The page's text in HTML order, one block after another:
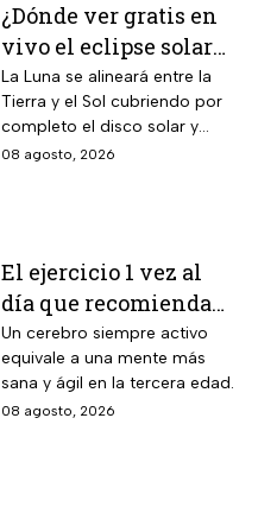
¿Dónde ver gratis en
vivo el eclipse solar
en México?
La Luna se alineará entre la
Tierra y el Sol cubriendo por
completo el disco solar y
generará oscuridad diurna, un
08 agosto, 2026
El ejercicio 1 vez al
día que recomienda
INAPAM para adultos
mayores para mejorar
la percepción motora
y la capacidad de
Un cerebro siempre activo
equivale a una mente más
sana y ágil en la tercera edad.
08 agosto, 2026